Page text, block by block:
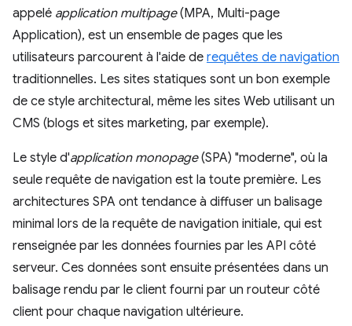
appelé application multipage(MPA, Multi-page
Application), est un ensemble de pages que les
utilisateurs parcourent à l'aide de requêtes de navigation
traditionnelles. Les sites statiques sont un bon exemple
de ce style architectural, même les sites Web utilisant un
CMS (blogs et sites marketing, par exemple).
Le style d'application monopage(SPA) "moderne", où la
seule requête de navigation est la toute première. Les
architectures SPA ont tendance à diffuser un balisage
minimal lors de la requête de navigation initiale, qui est
renseignée par les données fournies par les API côté
serveur. Ces données sont ensuite présentées dans un
balisage rendu par le client fourni par un routeur côté
client pour chaque navigation ultérieure.